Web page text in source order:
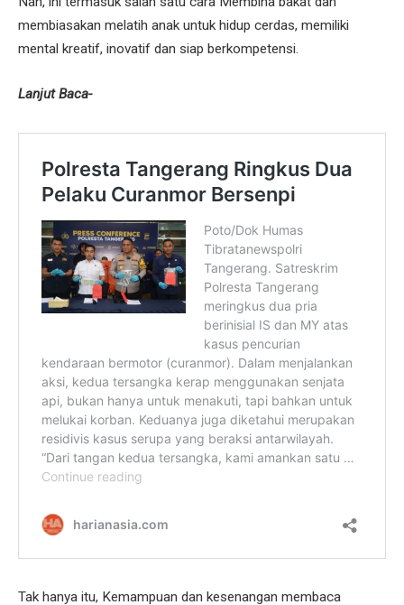
membiasakan melatih anak untuk hidup cerdas, memiliki
mental kreatif, inovatif dan siap berkompetensi.
Lanjut Baca-
Tak hanya itu, Kemampuan dan kesenangan membaca